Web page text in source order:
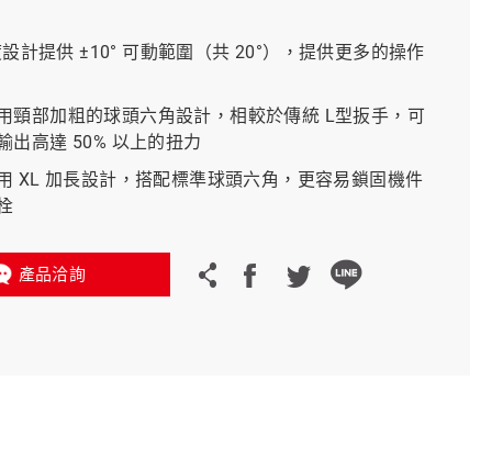
計提供 ±10° 可動範圍（共 20°），提供更多的操作
頸部加粗的球頭六角設計，相較於傳統 L型扳手，可
出高達 50% 以上的扭力
XL 加長設計，搭配標準球頭六角，更容易鎖固機件
產品洽詢